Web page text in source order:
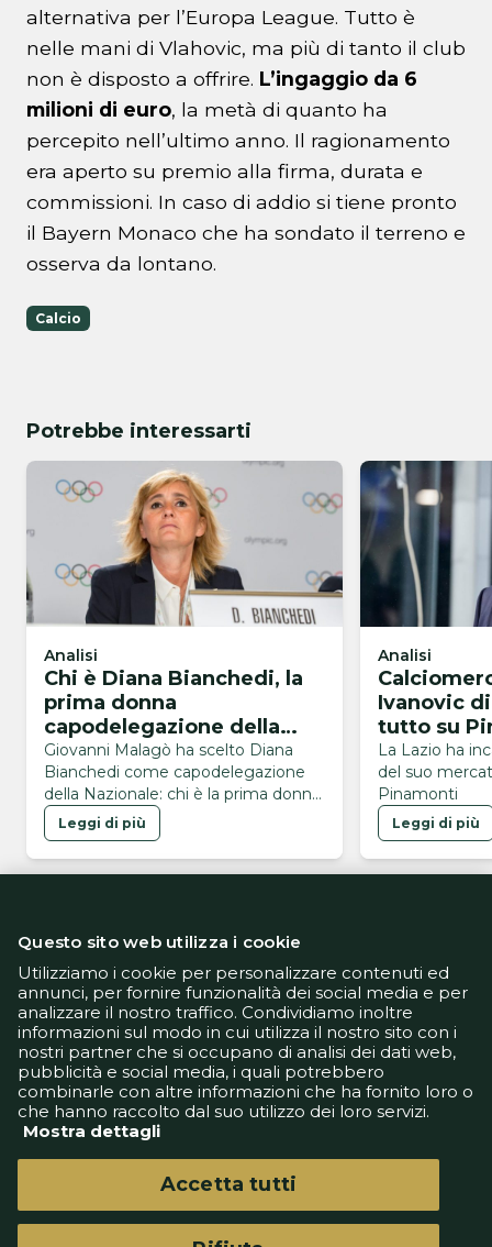
alternativa per l’Europa League. Tutto è
nelle mani di Vlahovic, ma più di tanto il club
non è disposto a offrire. L’ingaggio da 6
milioni di euro, la metà di quanto ha
percepito nell’ultimo anno. Il ragionamento
era aperto su premio alla firma, durata e
commissioni. In caso di addio si tiene pronto
il Bayern Monaco che ha sondato il terreno e
osserva da lontano.
Calcio
Potrebbe interessarti
Analisi
Chi è Diana Bianchedi, la
prima donna
capodelegazione della
Nazionale
Giovanni Malagò ha scelto Diana
Bianchedi come capodelegazione
della Nazionale: chi è la prima donna
a ricoprire questo ruolo
Leggi di più
Analisi
Ivanovic
tutto su
La Lazio ha
del suo
Pinamonti
Leggi di più
Informativa Privacy
Informativa Cookie
Tech App
Gestione preferenze
support@goldbetlive.it
Questo sito web utilizza i cookie
Utilizziamo i cookie per personalizzare contenuti ed
annunci, per fornire funzionalità dei social media e per
analizzare il nostro traffico. Condividiamo inoltre
informazioni sul modo in cui utilizza il nostro sito con i
nostri partner che si occupano di analisi dei dati web,
pubblicità e social media, i quali potrebbero
combinarle con altre informazioni che ha fornito loro o
che hanno raccolto dal suo utilizzo dei loro servizi.
Mostra dettagli
Accetta tutti